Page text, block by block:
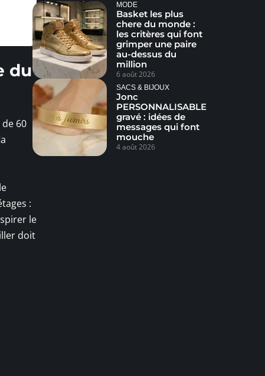
du
60
:
le
doit
MODE
Basket les plus
chere du monde :
les critères qui font
grimper une paire
au-dessus du
million
6 août 2026
SACS & BIJOUX
Jonc
PERSONNALISABLE
gravé : idées de
messages qui font
mouche
4 août 2026